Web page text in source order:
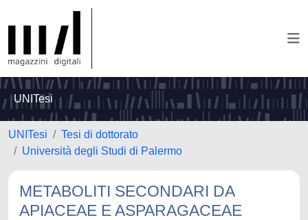
UNITesi
UNITesi
Tesi di dottorato
Università degli Studi di Palermo
METABOLITI SECONDARI DA
APIACEAE E ASPARAGACEAE